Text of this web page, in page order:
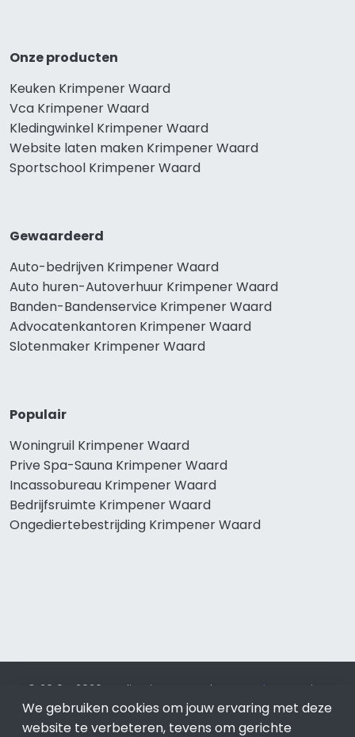
Onze producten
Keuken Krimpener Waard
Vca Krimpener Waard
Kledingwinkel Krimpener Waard
Website laten maken Krimpener Waard
Sportschool Krimpener Waard
Gewaardeerd
Auto-bedrijven Krimpener Waard
Auto huren-Autoverhuur Krimpener Waard
Banden-Bandenservice Krimpener Waard
Advocatenkantoren Krimpener Waard
Slotenmaker Krimpener Waard
Populair
Woningruil Krimpener Waard
Prive Spa-Sauna Krimpener Waard
Incassobureau Krimpener Waard
Bedrijfsruimte Krimpener Waard
Ongediertebestrijding Krimpener Waard
© 2019 - 2026 Realisatie en SEO door SEO-bureau
Lion
Internet. Betaal alleen voor bewezen resultaten?SEO
optimalisatie No Cure No Pay .Krimpener Waardis onderdeel
We gebruiken cookies om jouw ervaring met deze
website te verbeteren, tevens om gerichte